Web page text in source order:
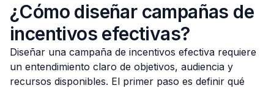
¿Cómo diseñar campañas de
incentivos efectivas?
Diseñar una campaña de incentivos efectiva requiere
un entendimiento claro de objetivos, audiencia y
recursos disponibles. El primer paso es definir qué